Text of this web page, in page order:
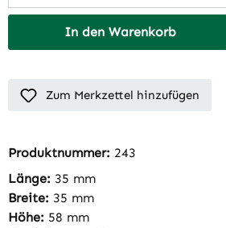
In den Warenkorb
Zum Merkzettel hinzufügen
Produktnummer: 243
Länge: 35 mm
Breite: 35 mm
Höhe: 58 mm